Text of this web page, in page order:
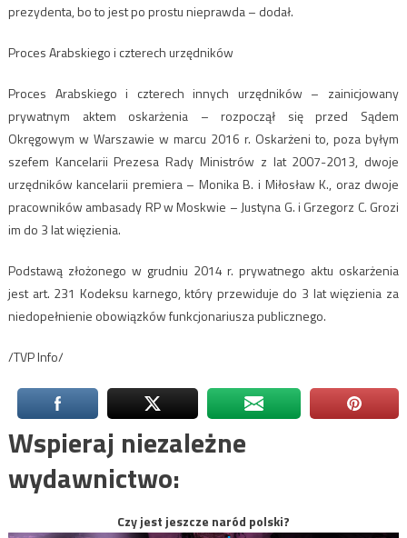
prezydenta, bo to jest po prostu nieprawda – dodał.
Proces Arabskiego i czterech urzędników
Proces Arabskiego i czterech innych urzędników – zainicjowany
prywatnym aktem oskarżenia – rozpoczął się przed Sądem
Okręgowym w Warszawie w marcu 2016 r. Oskarżeni to, poza byłym
szefem Kancelarii Prezesa Rady Ministrów z lat 2007-2013, dwoje
urzędników kancelarii premiera – Monika B. i Miłosław K., oraz dwoje
pracowników ambasady RP w Moskwie – Justyna G. i Grzegorz C. Grozi
im do 3 lat więzienia.
Podstawą złożonego w grudniu 2014 r. prywatnego aktu oskarżenia
jest art. 231 Kodeksu karnego, który przewiduje do 3 lat więzienia za
niedopełnienie obowiązków funkcjonariusza publicznego.
/TVP Info/
Wspieraj niezależne
wydawnictwo:
Czy jest jeszcze naród polski?